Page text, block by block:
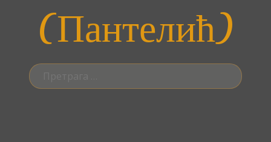
(Пантелић)
Претрага
за: